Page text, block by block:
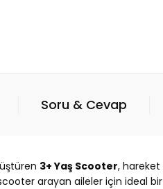
Soru & Cevap
3+ Yaş Scooter,
arayan aileler için ideal